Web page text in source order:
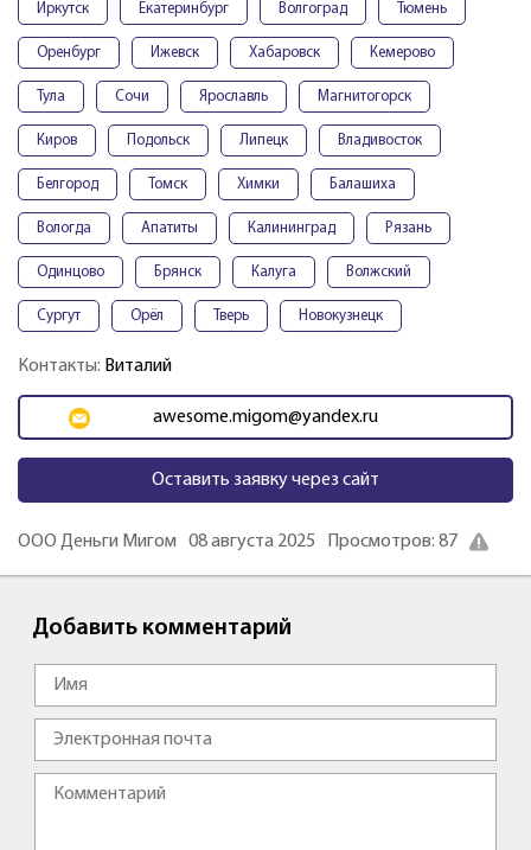
Иркутск Екатеринбург Волгоград Тюмень
Оренбург Ижевск Хабаровск Кемерово
Тула Сочи Ярославль Магнитогорск
Киров Подольск Липецк Владивосток
Белгород Томск Химки Балашиха
Вологда Апатиты Калининград Рязань
Одинцово Брянск Калуга Волжский
Сургут Орёл Тверь Новокузнецк
Контакты: Виталий
awesome.migom@yandex.ru
Оставить заявку через сайт
ООО Деньги Мигом 08 августа 2025 Просмотров: 87
Добавить комментарий